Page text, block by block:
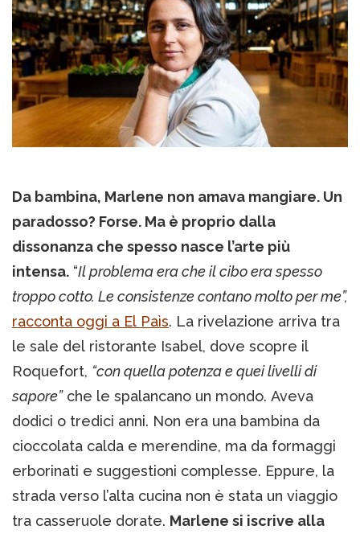
Da bambina, Marlene non amava mangiare. Un
paradosso? Forse. Ma è proprio dalla
dissonanza che spesso nasce l’arte più
intensa. “Il problema era che il cibo era spesso
troppo cotto. Le consistenze contano molto per me”,
racconta oggi a El Paìs. La rivelazione arriva tra
le sale del ristorante Isabel, dove scopre il
Roquefort, “con quella potenza e quei livelli di
sapore”che le spalancano un mondo. Aveva
dodici o tredici anni. Non era una bambina da
cioccolata calda e merendine, ma da formaggi
erborinati e suggestioni complesse. Eppure, la
strada verso l’alta cucina non è stata un viaggio
tra casseruole dorate. Marlene si iscrive alla